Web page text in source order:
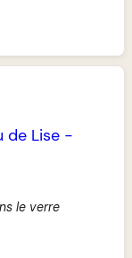
de Lise -
le verre